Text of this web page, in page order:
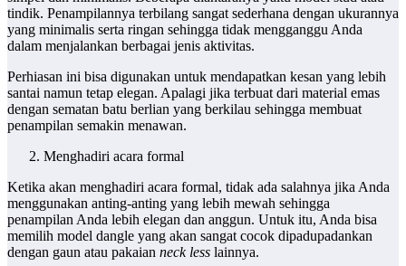
tindik. Penampilannya terbilang sangat sederhana dengan ukurannya
yang minimalis serta ringan sehingga tidak mengganggu Anda
dalam menjalankan berbagai jenis aktivitas.
Perhiasan ini bisa digunakan untuk mendapatkan kesan yang lebih
santai namun tetap elegan. Apalagi jika terbuat dari material emas
dengan sematan batu berlian yang berkilau sehingga membuat
penampilan semakin menawan.
Menghadiri acara formal
Ketika akan menghadiri acara formal, tidak ada salahnya jika Anda
menggunakan anting-anting yang lebih mewah sehingga
penampilan Anda lebih elegan dan anggun. Untuk itu, Anda bisa
memilih model dangle yang akan sangat cocok dipadupadankan
dengan gaun atau pakaian neck less lainnya.